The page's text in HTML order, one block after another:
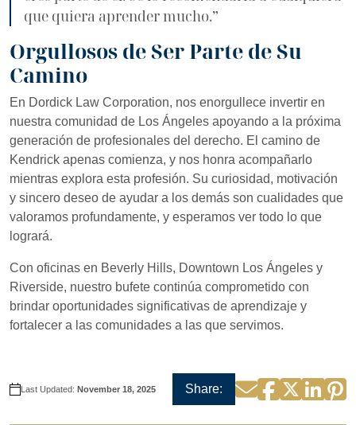
que quiera aprender mucho.”
Orgullosos de Ser Parte de Su
Camino
En Dordick Law Corporation, nos enorgullece invertir en
nuestra comunidad de Los Ángeles apoyando a la próxima
generación de profesionales del derecho. El camino de
Kendrick apenas comienza, y nos honra acompañarlo
mientras explora esta profesión. Su curiosidad, motivación
y sincero deseo de ayudar a los demás son cualidades que
valoramos profundamente, y esperamos ver todo lo que
logrará.
Con oficinas en Beverly Hills, Downtown Los Ángeles y
Riverside, nuestro bufete continúa comprometido con
brindar oportunidades significativas de aprendizaje y
fortalecer a las comunidades a las que servimos.
Last Updated: November 18, 2025 Share: EmailFacebook
Twitter